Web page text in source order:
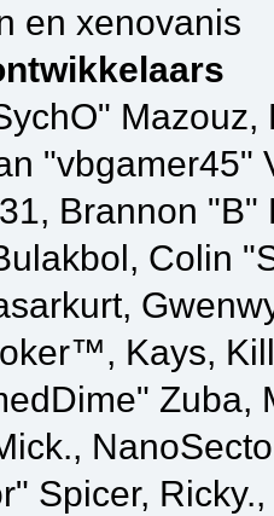
en xenovanis
"vbgamer45"
Brannon
Colin
Kays,
Zuba,
Spicer,